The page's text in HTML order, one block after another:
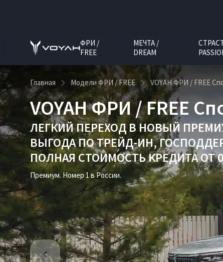
ФРИ /
FREE
МЕЧТА /
DREAM
Главная Модели ФРИ / FREE VOYAH ФРИ / FREE
VOYAH ФРИ / FREE
ЛЕГКИЙ ПЕРЕХОД В НОВЫЙ
ВЫГОДА ПОТРЕЙД-ИН,
ПОЛНАЯ СТОИМОСТЬ КРЕДИТА ОТ
Премиум. Номер 1 в России.